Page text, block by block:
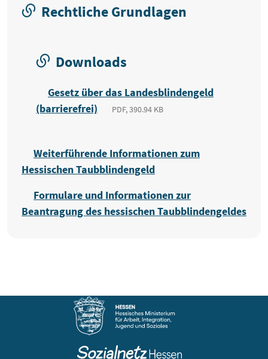
Rechtliche Grundlagen
Downloads
Gesetz über das Landesblindengeld
(barrierefrei)
PDF, 390.94 KB
Weiterführende Informationen zum
Hessischen Taubblindengeld
Formulare und Informationen zur
Beantragung des hessischen Taubblindengeldes